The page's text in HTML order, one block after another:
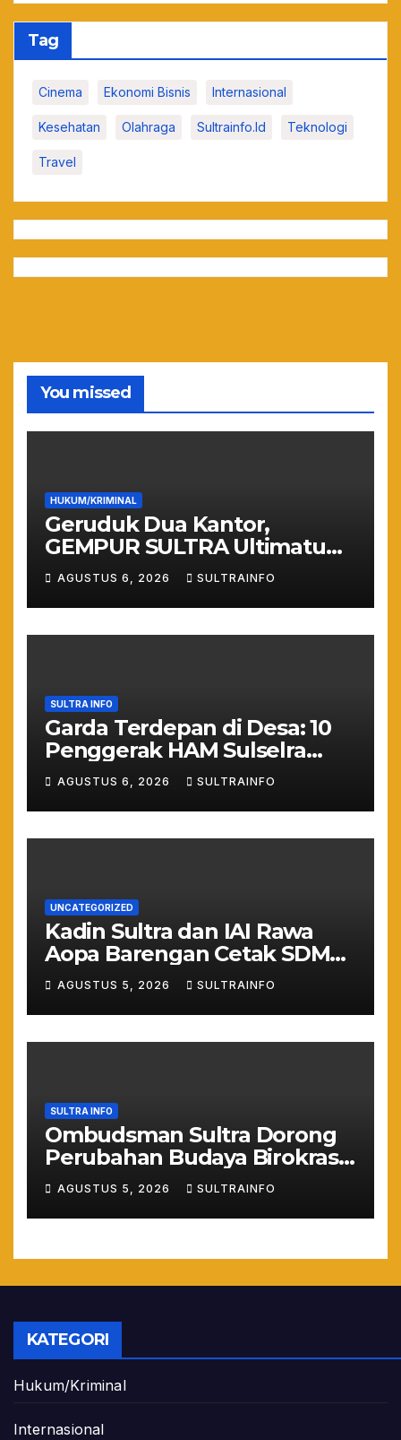
Tag
Cinema Ekonomi Bisnis Internasional
Kesehatan Olahraga Sultrainfo.id Teknologi
Travel
You missed
HUKUM/KRIMINAL
Geruduk Dua Kantor,
GEMPUR SULTRA Ultimatum
Keras: Lahan Puuwatu Siap
Diduduki Jika Tak Ada
Kepastian Hukum
AGUSTUS 6, 2026 SULTRAINFO
SULTRA INFO
Garda Terdepan di Desa: 10
Penggerak HAM Sulselra
Resmi Bertugas Mengawal
Asta Cita Prabowo
AGUSTUS 6, 2026 SULTRAINFO
UNCATEGORIZED
Kadin Sultra dan IAI Rawa
Aopa Barengan Cetak SDM
Siap Kerja dan Wirausaha
Muda
AGUSTUS 5, 2026 SULTRAINFO
SULTRA INFO
Ombudsman Sultra Dorong
Perubahan Budaya Birokrasi
Lewat Penilaian
Maladministrasi 2026
AGUSTUS 5, 2026 SULTRAINFO
KATEGORI
Hukum/Kriminal
Internasional